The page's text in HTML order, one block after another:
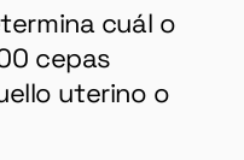
cuál o
cepas
uterino o